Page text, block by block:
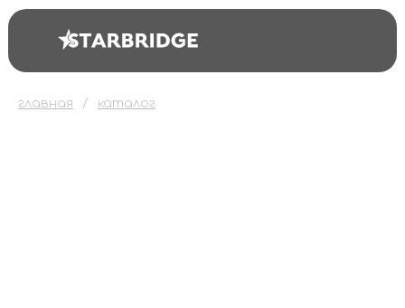
главная каталог